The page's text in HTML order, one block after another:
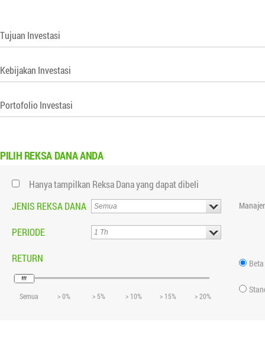
Tujuan Investasi
Kebijakan Investasi
Portofolio Investasi
PILIH REKSA DANA ANDA
Hanya tampilkan Reksa Dana yang dapat dibeli
JENIS REKSA DANA
PERIODE
RETURN
Semua > 0% > 5% > 10% > 15% > 20%
Beta